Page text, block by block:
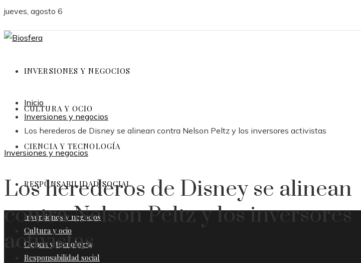
jueves, agosto 6
INVERSIONES Y NEGOCIOS
CULTURA Y OCIO
CIENCIA Y TECNOLOGÍA
RESPONSABILIDAD SOCIAL
Inversiones y negocios
Cultura y ocio
Ciencia y tecnología
Responsabilidad social
Inicio
Inversiones y negocios
Los herederos de Disney se alinean contra Nelson Peltz y los inversores activistas
Inversiones y negocios
Los herederos de Disney se alinean
contra Nelson Peltz y los inversores
activistas